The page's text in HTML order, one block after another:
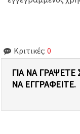
Κριτικές: 0
ΓΙΑ ΝΑ ΓΡΆΨΕΤΕ
Α ΕΓΓΡΑΦΕΊΤΕ.